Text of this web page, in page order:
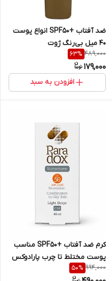
ضد آفتاب +SPF50 انواع پوست
40 میل بی‌رنگ ژوت
489,000
63%
179,000
افزودن به سبد
کرم ضد آفتاب +SPF50 مناسب
پوست مختلط تا چرب پارادوکس
40 میلی لیتر
994,000
50%